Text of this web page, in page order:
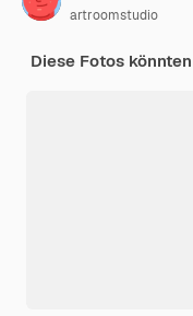
artroomstudio
Diese Fotos